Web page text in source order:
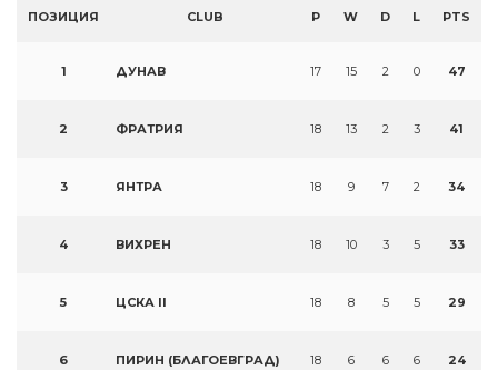
ПОЗИЦИЯ CLUB P W D L PTS
1 ДУНАВ 17 15 2 0 47
2 ФРАТРИЯ 18 13 2 3 41
3 ЯНТРА 18 9 7 2 34
4 ВИХРЕН 18 10 3 5 33
5 ЦСКА II 18 8 5 5 29
6 ПИРИН (БЛАГОЕВГРАД) 18 6 6 6 24